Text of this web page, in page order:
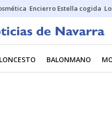
Encierro Estella cogida
BALONMANO